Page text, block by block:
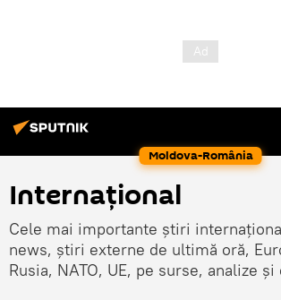
Moldova-România
Internaţional
Cele mai importante știri
news, știri externe de ultimă oră,
Rusia, NATO, UE, pe surse, analize